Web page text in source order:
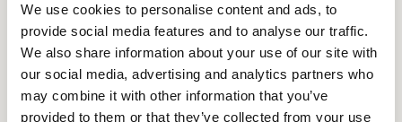
We use cookies to personalise content and ads, to
provide social media features and to analyse our traffic.
We also share information about your use of our site with
our social media, advertising and analytics partners who
may combine it with other information that you’ve
provided to them or that they’ve collected from your use
Le col en velours côtelé, épais et structurant, contraste
subtilement avec le tissu extérieur, tandis que les
finitions en laiton doréapportent une touche de lumière
à l’ensemble. À l’intérieur, on retrouve la célèbredoublure
tartan, signature de la marque, rappel discret des racines